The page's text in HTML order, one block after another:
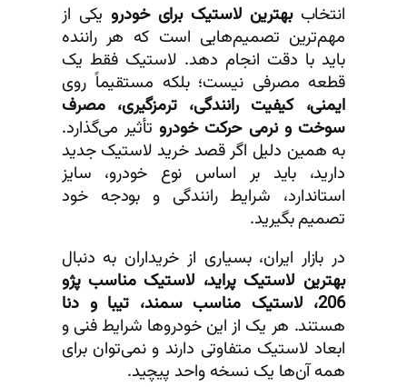
انتخاببهترین لاستیک برای خودرو یکی از
مهم‌ترین تصمیم‌هایی است که هر راننده
باید با دقت انجام دهد. لاستیک فقط یک
قطعه مصرفی نیست؛ بلکه مستقیماً روی
ایمنی، کیفیت رانندگی، ترمزگیری، مصرف
سوخت و نرمی حرکت خودرو تأثیر می‌گذارد.
به همین دلیل اگر قصد خرید لاستیک جدید
دارید، باید بر اساس نوع خودرو، سایز
استاندارد، شرایط رانندگی و بودجه خود
تصمیم بگیرید.
در بازار ایران، بسیاری از خریداران به دنبال
بهترین لاستیک پراید، لاستیک مناسب پژو
206، لاستیک مناسب سمند، تیبا و دنا
هستند. هر یک از این خودروها شرایط فنی و
ابعاد لاستیک متفاوتی دارند و نمی‌توان برای
همه آن‌ها یک نسخه واحد پیچید.